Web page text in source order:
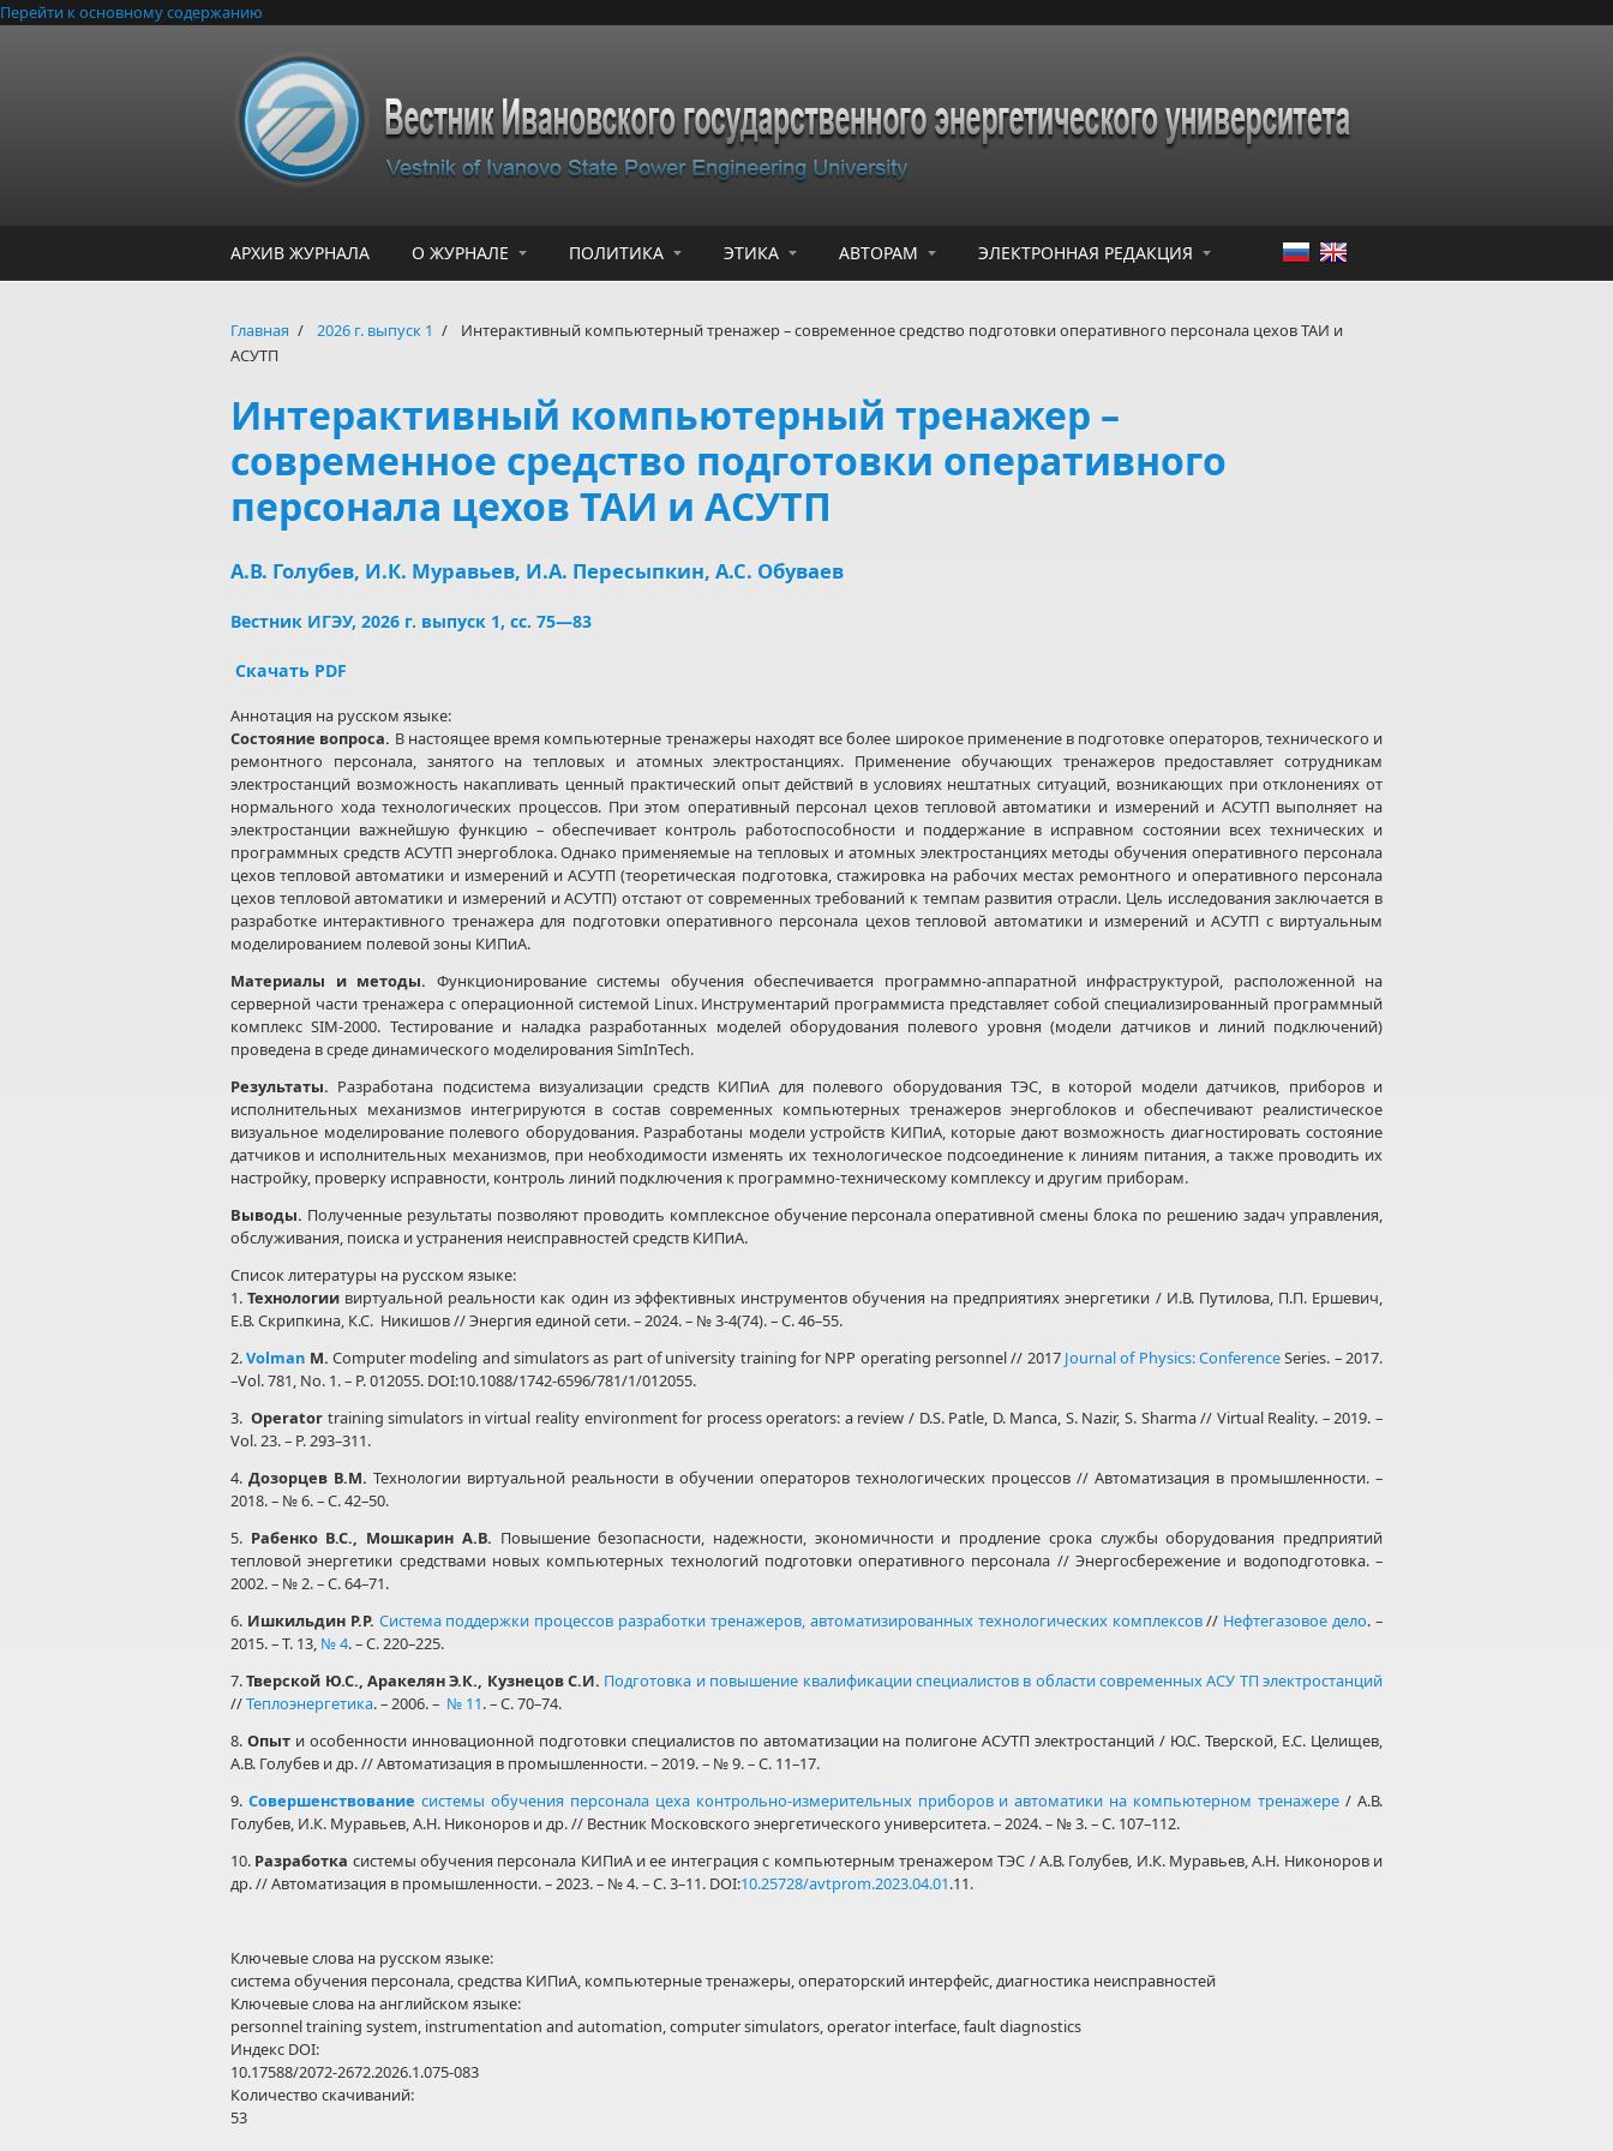
Перейти к основному содержанию
АРХИВ ЖУРНАЛА О ЖУРНАЛЕ ПОЛИТИКА ЭТИКА АВТОРАМ ЭЛЕКТРОННАЯ РЕДАКЦИЯ
Главная / 2026 г. выпуск 1 /
Интерактивный компьютерный тренажер – современное средство подготовки оперативного персонала цехов ТАИ и
АСУТП
Интерактивный компьютерный тренажер –
современное средство подготовки оперативного
персонала цехов ТАИ и АСУТП
А.В. Голубев, И.К. Муравьев, И.А. Пересыпкин, А.С. Обуваев
Вестник ИГЭУ, 2026 г. выпуск 1, сс. 75—83
Скачать PDF
Аннотация на русском языке:
Состояние вопроса. В настоящее время компьютерные тренажеры находят все более широкое применение в подготовке операторов, технического и
ремонтного персонала, занятого на тепловых и атомных электростанциях. Применение обучающих тренажеров предоставляет сотрудникам
электростанций возможность накапливать ценный практический опыт действий в условиях нештатных ситуаций, возникающих при отклонениях от
нормального хода технологических процессов. При этом оперативный персонал цехов тепловой автоматики и измерений и АСУТП выполняет на
электростанции важнейшую функцию – обеспечивает контроль работоспособности и поддержание в исправном состоянии всех технических и
программных средств АСУТП энергоблока. Однако применяемые на тепловых и атомных электростанциях методы обучения оперативного персонала
цехов тепловой автоматики и измерений и АСУТП (теоретическая подготовка, стажировка на рабочих местах ремонтного и оперативного персонала
цехов тепловой автоматики и измерений и АСУТП) отстают от современных требований к темпам развития отрасли. Цель исследования заключается в
разработке интерактивного тренажера для подготовки оперативного персонала цехов тепловой автоматики и измерений и АСУТП с виртуальным
моделированием полевой зоны КИПиА.
Материалы и методы. Функционирование системы обучения обеспечивается программно-аппаратной инфраструктурой, расположенной на
серверной части тренажера с операционной системой Linux. Инструментарий программиста представляет собой специализированный программный
комплекс SIM-2000. Тестирование и наладка разработанных моделей оборудования полевого уровня (модели датчиков и линий подключений)
проведена в среде динамического моделирования SimInTech.
Результаты. Разработана подсистема визуализации средств КИПиА для полевого оборудования ТЭС, в которой модели датчиков, приборов и
исполнительных механизмов интегрируются в состав современных компьютерных тренажеров энергоблоков и обеспечивают реалистическое
визуальное моделирование полевого оборудования. Разработаны модели устройств КИПиА, которые дают возможность диагностировать состояние
датчиков и исполнительных механизмов, при необходимости изменять их технологическое подсоединение к линиям питания, а также проводить их
настройку, проверку исправности, контроль линий подключения к программно-техническому комплексу и другим приборам.
Выводы. Полученные результаты позволяют проводить комплексное обучение персонала оперативной смены блока по решению задач управления,
обслуживания, поиска и устранения неисправностей средств КИПиА.
Список литературы на русском языке:
1.Технологии виртуальной реальности как один из эффективных инструментов обучения на предприятиях энергетики / И.В. Путилова, П.П. Ершевич,
Е.В. Скрипкина, К.С. Никишов // Энергия единой сети. – 2024. – № 3-4(74). – С. 46–55.
2.Volman M. Computer modeling and simulators as part of university training for NPP operating personnel // 2017 Journal of Physics: ConferenceSeries. – 2017.
–Vol. 781, No. 1. – P. 012055. DOI:10.1088/1742-6596/781/1/012055.
3.Operator training simulators in virtual reality environment for process operators: a review / D.S. Patle, D. Manca, S. Nazir, S. Sharma // Virtual Reality. – 2019. –
Vol. 23. – P. 293–311.
4. Дозорцев В.М. Технологии виртуальной реальности в обучении операторов технологических процессов // Автоматизация в промышленности. –
2018. – № 6. – С. 42–50.
5. Рабенко В.С., Мошкарин А.В. Повышение безопасности, надежности, экономичности и продление срока службы оборудования предприятий
тепловой энергетики средствами новых компьютерных технологий подготовки оперативного персонала // Энергосбережение и водоподготовка. –
2002. – № 2. – С. 64–71.
6. Ишкильдин Р.Р. Система поддержки процессов разработки тренажеров, автоматизированных технологических комплексов// Нефтегазовое дело. –
2015. – Т. 13, № 4. – С. 220–225.
7.Тверской Ю.С., Аракелян Э.К., Кузнецов С.И. Подготовка и повышение квалификации специалистов в области современных АСУ ТП электростанций
//Теплоэнергетика. – 2006. – № 11. – С. 70–74.
8. Опыти особенности инновационной подготовки специалистов по автоматизации на полигоне АСУТП электростанций / Ю.С. Тверской, Е.С. Целищев,
А.В. Голубев и др. // Автоматизация в промышленности. – 2019. – № 9. – С. 11–17.
9. Совершенствование системы обучения персонала цеха контрольно-измерительных приборов и автоматики на компьютерном тренажере / А.В.
Голубев, И.К. Муравьев, А.Н. Никоноров и др. // Вестник Московского энергетического университета. – 2024. – № 3. – С. 107–112.
10. Разработка системы обучения персонала КИПиА и ее интеграция с компьютерным тренажером ТЭС / А.В. Голубев, И.К. Муравьев, А.Н. Никоноров и
др. // Автоматизация в промышленности. – 2023. – № 4. – С. 3–11. DOI:10.25728/avtprom.2023.04.01.11.
Ключевые слова на русском языке:
система обучения персонала, средства КИПиА, компьютерные тренажеры, операторский интерфейс, диагностика неисправностей
Ключевые слова на английском языке:
personnel training system, instrumentation and automation, computer simulators, operator interface, fault diagnostics
Индекс DOI:
10.17588/2072-2672.2026.1.075-083
Количество скачиваний:
53